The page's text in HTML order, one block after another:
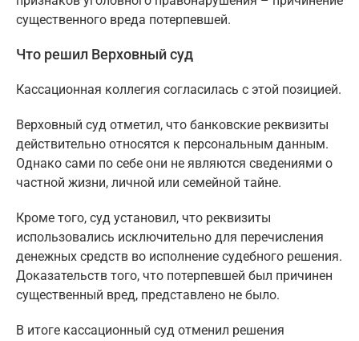
существенного вреда потерпевшей.
Что решил Верховный суд
Кассационная коллегия согласилась с этой позицией.
Верховный суд отметил, что банковские реквизиты
действительно относятся к персональным данным.
Однако сами по себе они не являются сведениями о
частной жизни, личной или семейной тайне.
Кроме того, суд установил, что реквизиты
использовались исключительно для перечисления
денежных средств во исполнение судебного решения.
Доказательств того, что потерпевшей был причинен
существенный вред, представлено не было.
В итоге кассационный суд отменил решения